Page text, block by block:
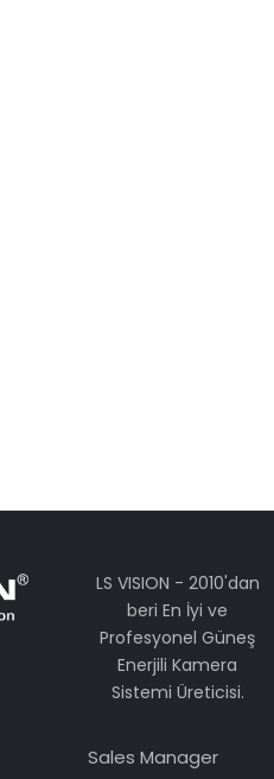
LS VISION - 2010'dan
beri En İyi ve
Profesyonel Güneş
Enerjili Kamera
Sistemi Üreticisi.
Sales Manager